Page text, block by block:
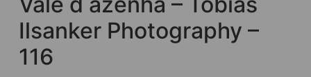
Ilsanker Photography –
116